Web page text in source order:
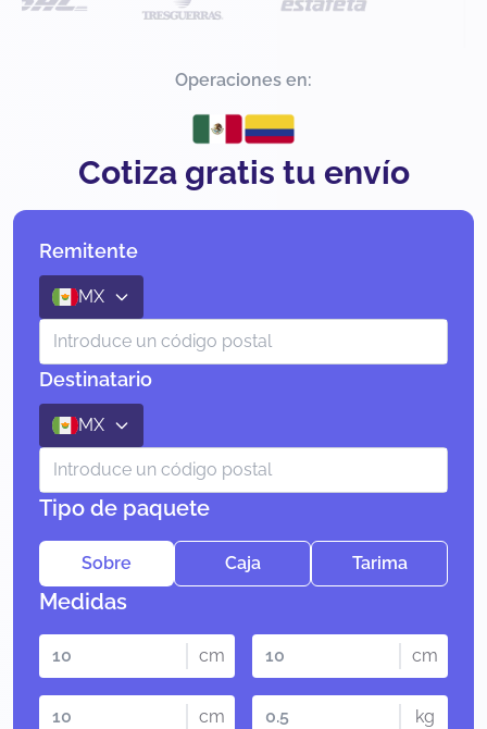
Operaciones en:
Cotiza gratis tu envío
Remitente
MX
Destinatario
MX
Tipo de paquete
Sobre Caja Tarima
Medidas
cm cm
cm kg